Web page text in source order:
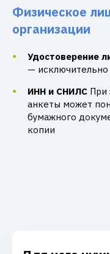
Физическое
организации
Удостоверение
—
ИНН и СНИЛС При
анкеты может
бумажного
копии